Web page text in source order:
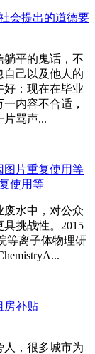
会提出的道德要
躺平的鬼话，不
自己以及他人的
好：现在在毕业
内容不合适，
片骂声...
使用等
废水中，对公众
挑战性。2015
等离子体物理研
人，很多城市为